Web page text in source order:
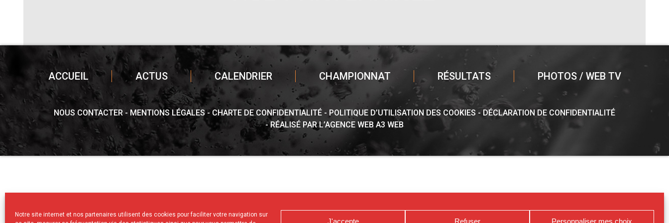
Notre site internet et nos partenaires utilisent des cookies pour faciliter votre navigation sur
J'accepte Refuser Personnaliser mes choix
ACCUEIL ACTUS CALENDRIER CHAMPIONNAT RÉSULTATS PHOTOS / WEB TV
NOUS CONTACTER MENTIONS LÉGALES CHARTE DE CONFIDENTIALITÉ POLITIQUE D’UTILISATION DES COOKIES
DÉCLARATION DE CONFIDENTIALITÉ
RÉALISÉ PAR L’AGENCE WEB A3 WEB